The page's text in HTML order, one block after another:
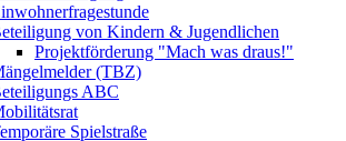
von Kindern & Jugendlichen
Projektförderung "Mach was draus!"
(TBZ)
ABC
Spielstraße